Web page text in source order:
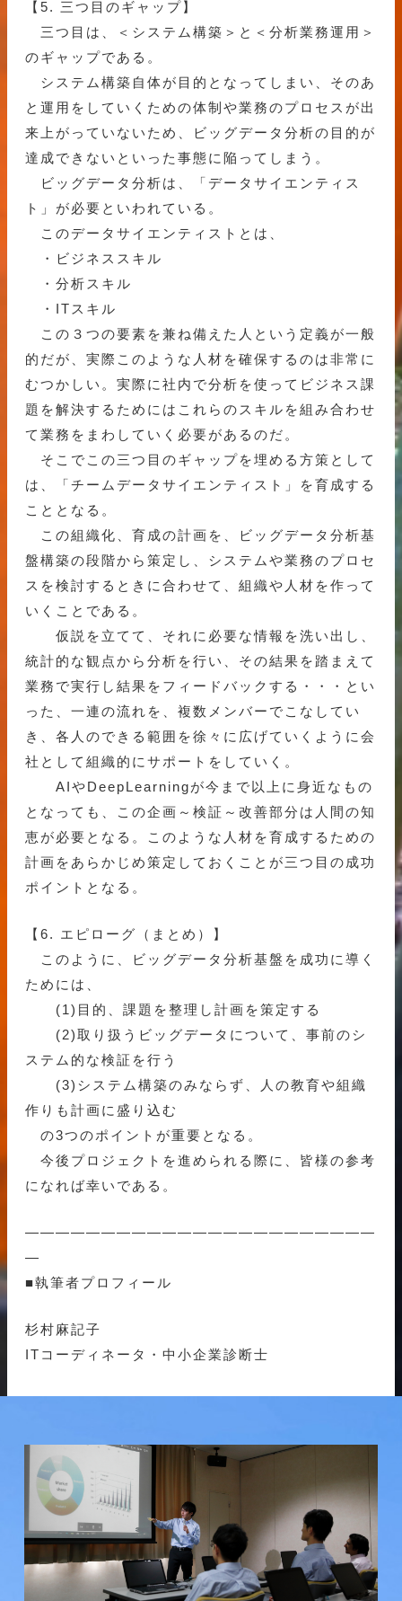
【5. 三つ目のギャップ】
三つ目は、＜システム構築＞と＜分析業務運用＞
のギャップである。
システム構築自体が目的となってしまい、そのあ
と運用をしていくための体制や業務のプロセスが出
来上がっていないため、ビッグデータ分析の目的が
達成できないといった事態に陥ってしまう。
ビッグデータ分析は、「データサイエンティス
ト」が必要といわれている。
このデータサイエンティストとは、
・ビジネススキル
・分析スキル
・ITスキル
この３つの要素を兼ね備えた人という定義が一般
的だが、実際このような人材を確保するのは非常に
むつかしい。実際に社内で分析を使ってビジネス課
題を解決するためにはこれらのスキルを組み合わせ
て業務をまわしていく必要があるのだ。
そこでこの三つ目のギャップを埋める方策として
は、「チームデータサイエンティスト」を育成する
こととなる。
この組織化、育成の計画を、ビッグデータ分析基
盤構築の段階から策定し、システムや業務のプロセ
スを検討するときに合わせて、組織や人材を作って
いくことである。
仮説を立てて、それに必要な情報を洗い出し、
統計的な観点から分析を行い、その結果を踏まえて
業務で実行し結果をフィードバックする・・・とい
った、一連の流れを、複数メンバーでこなしてい
き、各人のできる範囲を徐々に広げていくように会
社として組織的にサポートをしていく。
AIやDeepLearningが今まで以上に身近なもの
となっても、この企画～検証～改善部分は人間の知
恵が必要となる。このような人材を育成するための
計画をあらかじめ策定しておくことが三つ目の成功
ポイントとなる。
【6. エピローグ（まとめ）】
このように、ビッグデータ分析基盤を成功に導く
ためには、
(1)目的、課題を整理し計画を策定する
(2)取り扱うビッグデータについて、事前のシ
ステム的な検証を行う
(3)システム構築のみならず、人の教育や組織
作りも計画に盛り込む
の3つのポイントが重要となる。
今後プロジェクトを進められる際に、皆様の参考
になれば幸いである。
———————————————————————
—
■執筆者プロフィール
杉村麻記子
ITコーディネータ・中小企業診断士